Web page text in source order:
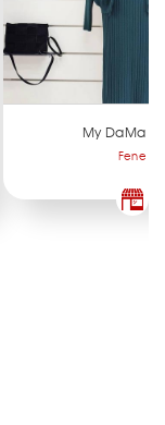
My DaMa
Fene